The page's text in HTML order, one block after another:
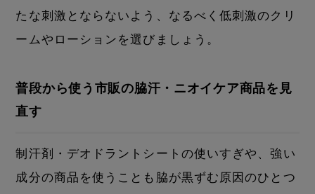
たな刺激とならないよう、なるべく低刺激のクリ
ームやローションを選びましょう。
普段から使う市販の脇汗・ニオイケア商品を見
直す
制汗剤・デオドラントシートの使いすぎや、強い
成分の商品を使うことも脇が黒ずむ原因のひとつ